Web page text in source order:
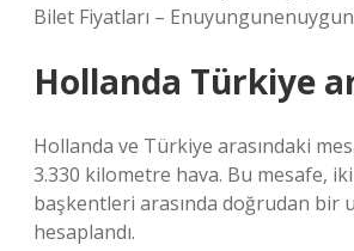
Bilet Fiyatları –
Hollanda Türkiye
Hollanda ve Türkiye arasındaki
3.330 kilometre hava. Bu mesafe,
başkentleri arasında doğrudan bir
hesaplandı.